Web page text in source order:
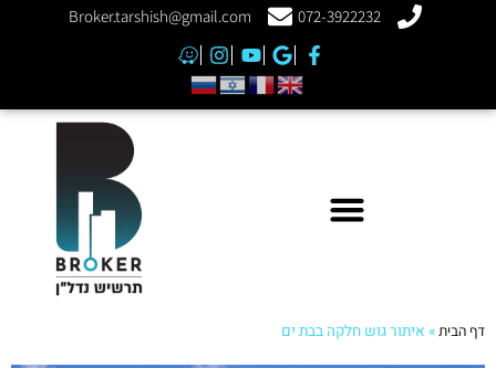
072-3922232
Broker.tarshish@gmail.com
דף הבית» איתור גוש חלקה בבת ים